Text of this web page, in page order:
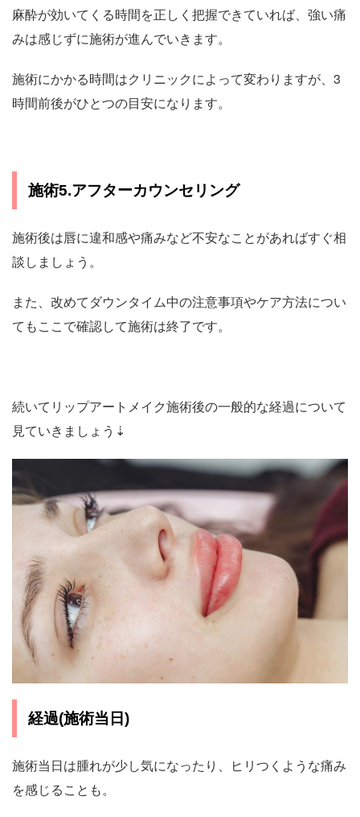
麻酔が効いてくる時間を正しく把握できていれば、強い痛
みは感じずに施術が進んでいきます。
施術にかかる時間はクリニックによって変わりますが、3
時間前後がひとつの目安になります。
施術5.アフターカウンセリング
施術後は唇に違和感や痛みなど不安なことがあればすぐ相
談しましょう。
また、改めてダウンタイム中の注意事項やケア方法につい
てもここで確認して施術は終了です。
続いてリップアートメイク施術後の一般的な経過について
見ていきましょう⇣
経過(施術当日)
施術当日は腫れが少し気になったり、ヒリつくような痛み
を感じることも。